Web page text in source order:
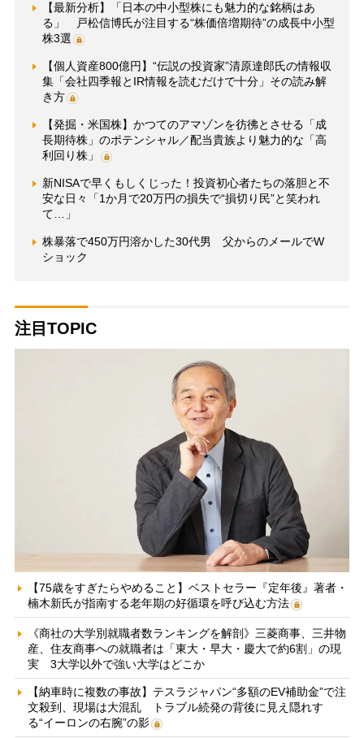
【最新分析】「日本の中小型株にも魅力的な銘柄はあ
る」 戸松信博氏が注目する“株価倍増期待”の成長中小型
株3選
【個人資産800億円】“伝説の投資家”清原達郎氏の情報収
集「会社四季報とIR情報を読むだけで十分」その読み解
き方
【発掘・米国株】かつてのアマゾンを彷彿とさせる「成
長期待株」のポテンシャル／配当貴族より魅力的な「高
利回り株」
新NISAで早くもしくじった！投資初心者たちの落胆と不
安な日々「1か月で20万円の損失で“損切り民”と笑われ
て…」
株暴落で450万円溶かした30代男 父からのメールでW
ショック
注目TOPIC
【75歳をすぎたらやめること】ベストセラー『定年後』著者・
楠木新氏が指南する老年期の好循環を呼び込む方法
《商社の大学別就職者数ランキングを解剖》三菱商事、三井物
産、住友商事への就職者は「東大・早大・慶大で約6割」の現
実 3大学以外で強い大学はどこか
【納車時に複数の事故】テスラジャパン“多額のEV補助金”で注
文殺到、現場は大混乱 トラブル続発の背後に見え隠れす
る“イーロンの右腕”の影